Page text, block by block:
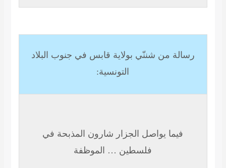
رسالة من شننّي بولاية قابس في جنوب البلاد
التونسية:
فيما يواصل الجزار شارون المذبحة في
فلسطين … الموظفة